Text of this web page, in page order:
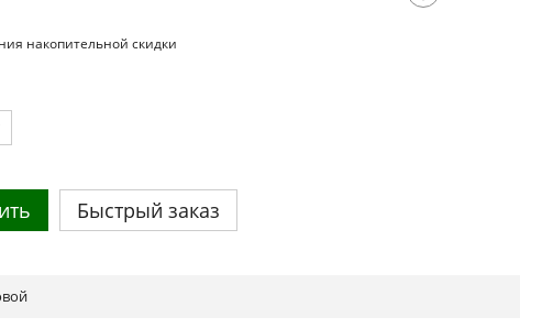
накопительной скидки
Быстрый заказ